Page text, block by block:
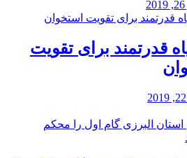
قدرتمند برای تقویت